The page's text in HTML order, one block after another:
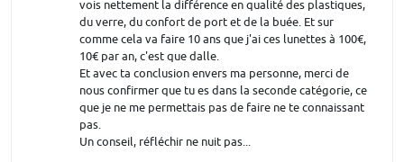
vois nettement la différence en qualité des plastiques,
du verre, du confort de port et de la buée. Et sur
comme cela va faire 10 ans que j'ai ces lunettes à 100€,
10€ par an, c'est que dalle.
Et avec ta conclusion envers ma personne, merci de
nous confirmer que tu es dans la seconde catégorie, ce
que je ne me permettais pas de faire ne te connaissant
pas.
Un conseil, réfléchir ne nuit pas...